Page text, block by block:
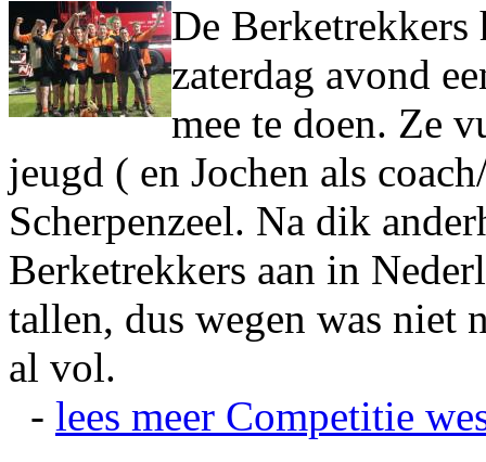
De Berketrekkers
zaterdag avond
mee te doen. Ze
jeugd ( en Jochen als
Scherpenzeel. Na dik
Berketrekkers aan in
tallen, dus wegen was niet
al vol.
- lees meer Competitie